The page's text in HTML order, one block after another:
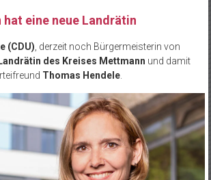
eine neue Landrätin
(CDU) , derzeit noch Bürgermeisterin von
des Kreises Mettmann und damit
Thomas Hendele.